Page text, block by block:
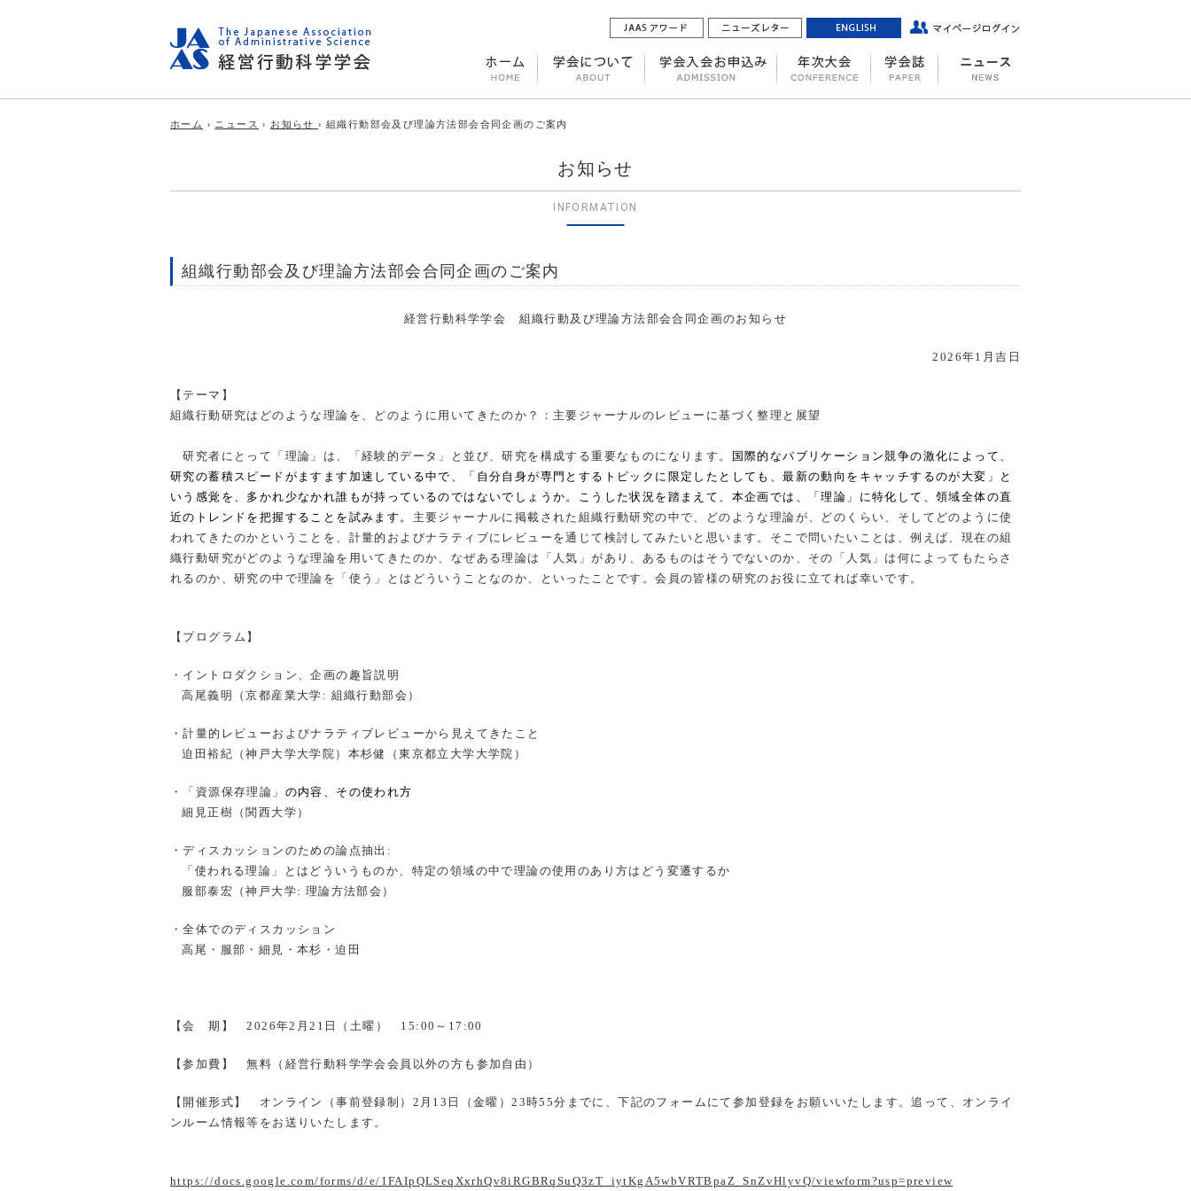
ホーム › ニュース › お知らせ› 組織行動部会及び理論方法部会合同企画のご案内
お知らせ
INFORMATION
組織行動部会及び理論方法部会合同企画のご案内
経営行動科学学会 組織行動及び理論方法部会合同企画のお知らせ
2026年1 月吉日
【テーマ】
組織行動研究はどのような理論を、どのように用いてきたのか？：主要ジャーナルのレビューに基づく整理と展望
研究者にとって「理論」は、「経験的データ」と並び、研究を構成する重要なものになります。
国際的なパブリケーション競争の激化によって、
研究の蓄積スピードがますます加速している中で、「自分自身が専門とするトピックに限定したとしても、最新の動向をキャッチするのが大変」と
いう感覚を、多かれ少なかれ誰もが持っているのではないでしょうか。こうした状況を踏まえて、本企画では、「理論」に特化して、領域全体の直
近のトレンドを把握することを試みます。 主要ジャーナルに掲載された組織行動研究の中で、どのような理論が、どのくらい、そしてどのように使
われてきたのかということを、計量的およびナラティブにレビューを通じて検討してみたいと思います。そこで問いたいことは、例えば、現在の組
織行動研究がどのような理論を用いてきたのか、なぜある理論は「人気」があり、あるものはそうでないのか、その「人気」は何によってもたらさ
れるのか、研究の中で理論を「使う」とはどういうことなのか、といったことです。会員の皆様の研究のお役に立てれば幸いです。
【プログラム】
・イントロダクション、企画の趣旨説明
高尾義明（京都産業大学 : 組織行動部会）
・計量的レビューおよびナラティブレビューから見えてきたこと
迫田裕紀（神戸大学大学院）本杉健（東京都立大学大学院）
・「資源保存理論」 の内容、その使われ方
細見正樹（関西大学）
・ディスカッションのための論点抽出 :
「使われる理論」とはどういうものか、特定の領域の中で理論の使用のあり方はどう変遷するか
服部泰宏（神戸大学: 理論方法部会）
・全体でのディスカッション
高尾・服部・細見・本杉・迫田
【会 期】2026年2 月21 日（土曜） 15:00 ～ 17:00
【参加費】 無料（経営行動科学学会会員以外の方も参加自由）
【開催形式】 オンライン（事前登録制） 2 月 13 日（金曜）23 時55分までに、下記のフォームにて参加登録をお願いいたします。追って、オンライ
ンルーム情報等をお送りいたします。
https://docs.google.com/forms/d/e/1FAIpQLSeqXxrhQv8iRGBRqSuQ3zT_iytKgA5wbVRTBpaZ_SnZvHlyvQ/viewform?usp=preview